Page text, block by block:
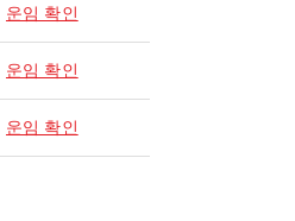
운임 확인
운임 확인
운임 확인